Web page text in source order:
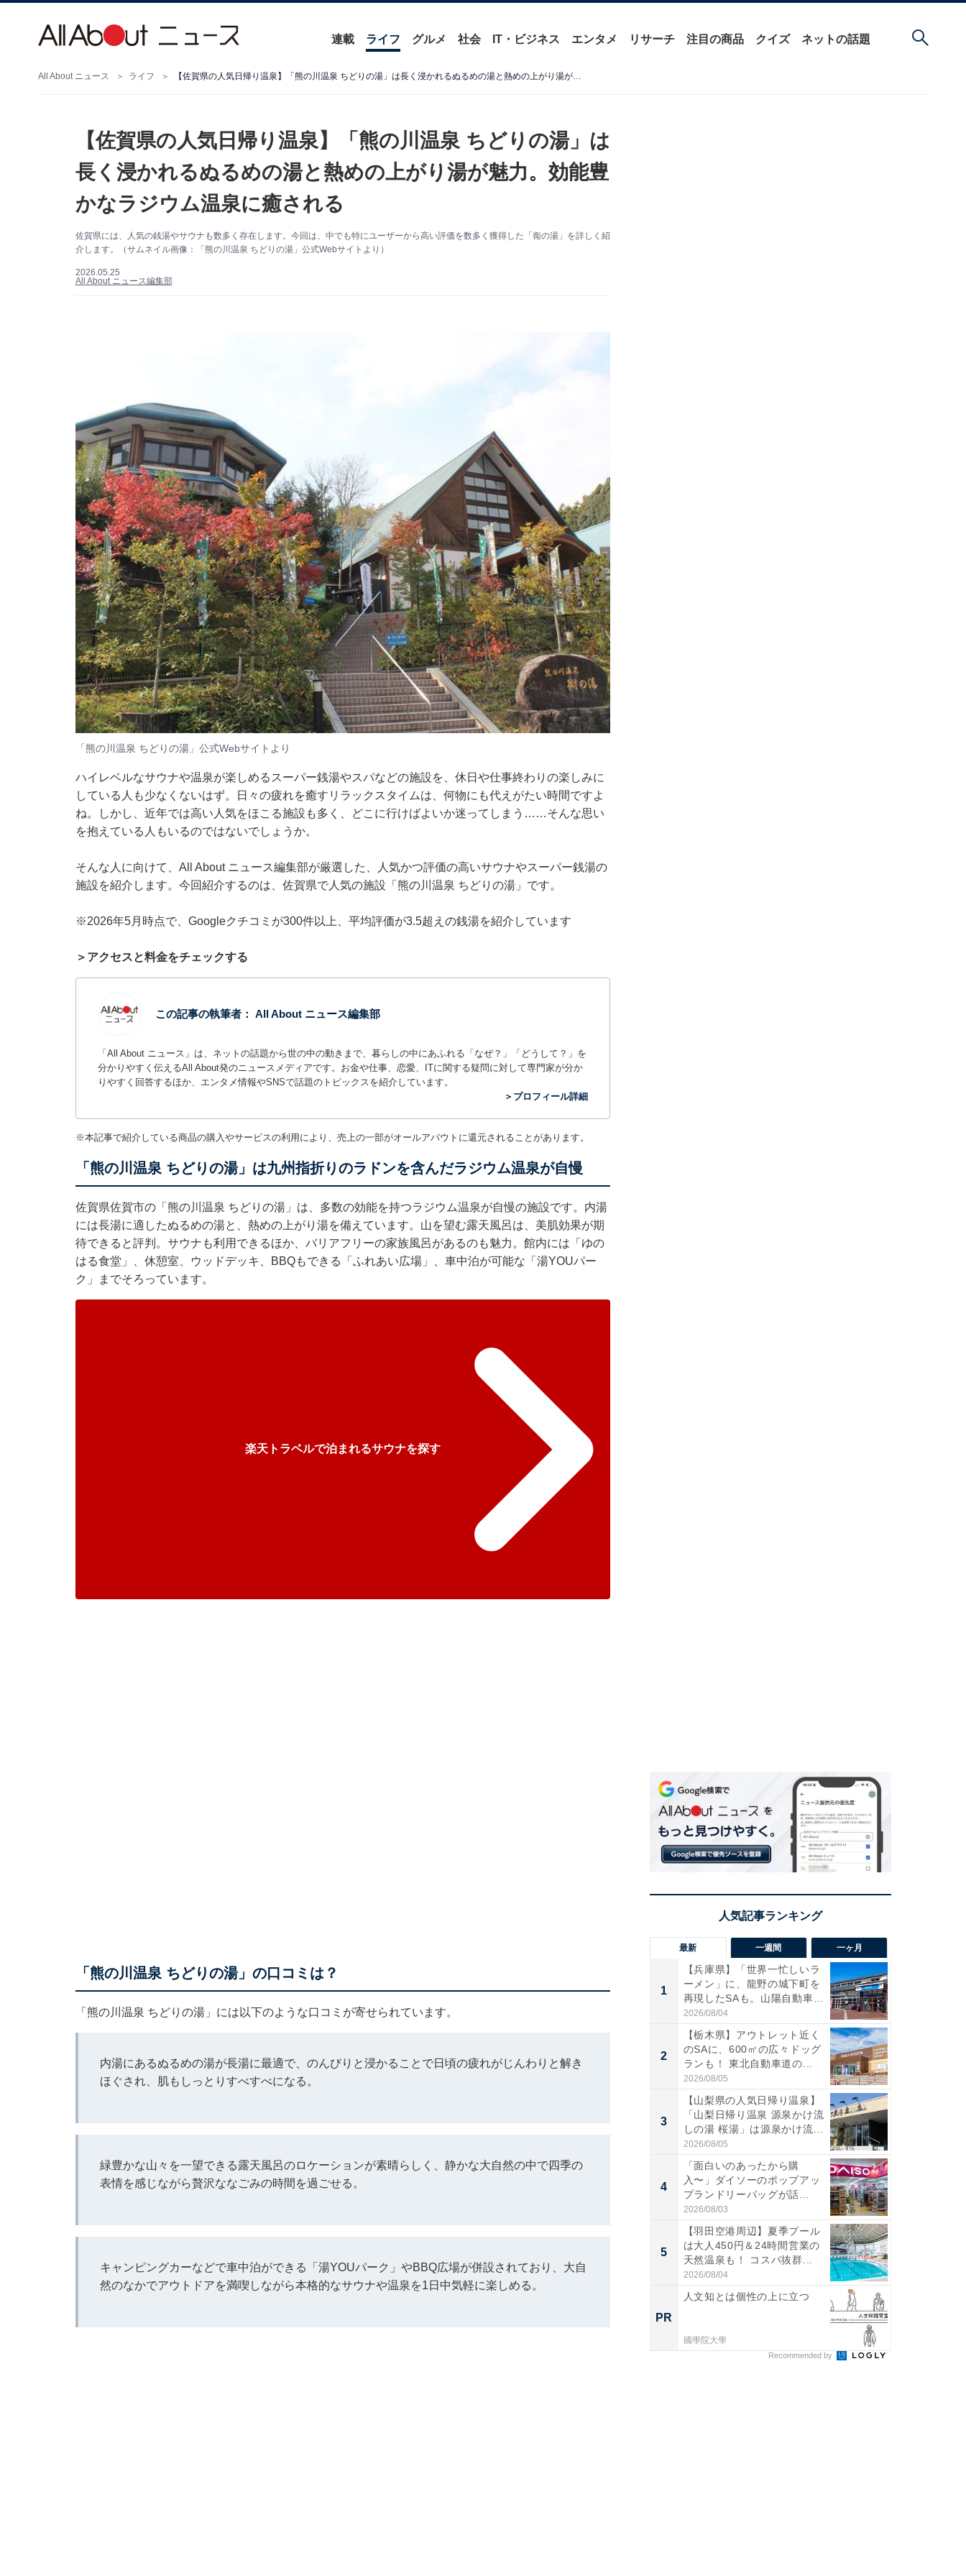
連載 ライフ グルメ 社会 IT・ビジネス エンタメ リサーチ 注目の商品 クイズ ネットの話題
All About ニュース ライフ 【佐賀県の人気日帰り温泉】「熊の川温泉 ちどりの湯」は長く浸かれるぬるめの湯と熱めの上がり湯が魅力。効能豊かなラジウム温泉に癒される
【佐賀県の人気日帰り温泉】「熊の川温泉 ちどりの湯」は
長く浸かれるぬるめの湯と熱めの上がり湯が魅力。効能豊
かなラジウム温泉に癒される
佐賀県には、人気の銭湯やサウナも数多く存在します。今回は、中でも特にユーザーから高い評価を数多く獲得した「鵆の湯」を詳しく紹
介します。（サムネイル画像：「熊の川温泉 ちどりの湯」公式Webサイトより）
2026.05.25
All About ニュース編集部
「熊の川温泉 ちどりの湯」公式Webサイトより
ハイレベルなサウナや温泉が楽しめるスーパー銭湯やスパなどの施設を、休日や仕事終わりの楽しみに
している人も少なくないはず。日々の疲れを癒すリラックスタイムは、何物にも代えがたい時間ですよ
ね。しかし、近年では高い人気をほこる施設も多く、どこに行けばよいか迷ってしまう……そんな思い
を抱えている人もいるのではないでしょうか。
そんな人に向けて、All About ニュース編集部が厳選した、人気かつ評価の高いサウナやスーパー銭湯の
施設を紹介します。今回紹介するのは、佐賀県で人気の施設「熊の川温泉 ちどりの湯」です。
※2026年5月時点で、Googleクチコミが300件以上、平均評価が3.5超えの銭湯を紹介しています
＞アクセスと料金をチェックする
この記事の執筆者： All About ニュース編集部
「All About ニュース」は、ネットの話題から世の中の動きまで、暮らしの中にあふれる「なぜ？」「どうして？」を
分かりやすく伝えるAll About発のニュースメディアです。お金や仕事、恋愛、ITに関する疑問に対して専門家が分か
りやすく回答するほか、エンタメ情報やSNSで話題のトピックスを紹介しています。
＞プロフィール詳細
※本記事で紹介している商品の購入やサービスの利用により、売上の一部がオールアバウトに還元されることがあります。
「熊の川温泉 ちどりの湯」は九州指折りのラドンを含んだラジウム温泉が自慢
佐賀県佐賀市の「熊の川温泉 ちどりの湯」は、多数の効能を持つラジウム温泉が自慢の施設です。内湯
には長湯に適したぬるめの湯と、熱めの上がり湯を備えています。山を望む露天風呂は、美肌効果が期
待できると評判。サウナも利用できるほか、バリアフリーの家族風呂があるのも魅力。館内には「ゆの
はる食堂」、休憩室、ウッドデッキ、BBQもできる「ふれあい広場」、車中泊が可能な「湯YOUパー
ク」までそろっています。
楽天トラベルで泊まれるサウナを探す
「熊の川温泉 ちどりの湯」の口コミは？
「熊の川温泉 ちどりの湯」には以下のような口コミが寄せられています。
内湯にあるぬるめの湯が長湯に最適で、のんびりと浸かることで日頃の疲れがじんわりと解き
ほぐされ、肌もしっとりすべすべになる。
緑豊かな山々を一望できる露天風呂のロケーションが素晴らしく、静かな大自然の中で四季の
表情を感じながら贅沢ななごみの時間を過ごせる。
キャンピングカーなどで車中泊ができる「湯YOUパーク」やBBQ広場が併設されており、大自
然のなかでアウトドアを満喫しながら本格的なサウナや温泉を1日中気軽に楽しめる。
最新 一週間 一ヶ月
1
【兵庫県】「世界一忙しいラ
ーメン」に、龍野の城下町を
再現したSAも。山陽自動車
道...
2026/08/04
2
【栃木県】アウトレット近く
のSAに、600㎡の広々ドッグ
ランも！ 東北自動車道の...
2026/08/05
3
【山梨県の人気日帰り温泉】
「山梨日帰り温泉 源泉かけ流
しの湯 桜湯」は源泉かけ流...
2026/08/05
4
「面白いのあったから購
入〜」ダイソーのポップアッ
プランドリーバッグが話
題。“さま...
2026/08/03
5
【羽田空港周辺】夏季プール
は大人450円＆24時間営業の
天然温泉も！ コスパ抜群...
2026/08/04
PR
人文知とは個性の上に立つ
國學院大學
Recommended by